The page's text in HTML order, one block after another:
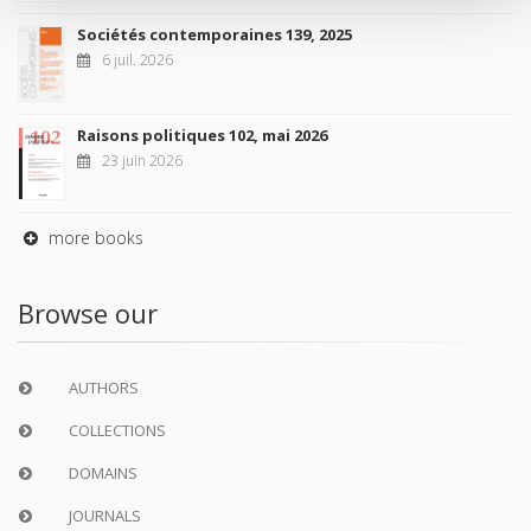
Sociétés contemporaines 139, 2025
6 juil. 2026
Raisons politiques 102, mai 2026
23 juin 2026
more books
Browse our
AUTHORS
COLLECTIONS
DOMAINS
JOURNALS